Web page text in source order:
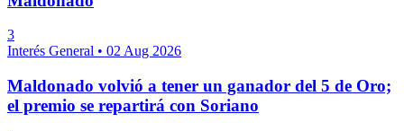
3
Interés General • 02 Aug 2026
Maldonado volvió a tener un ganador del 5 de Oro;
el premio se repartirá con Soriano